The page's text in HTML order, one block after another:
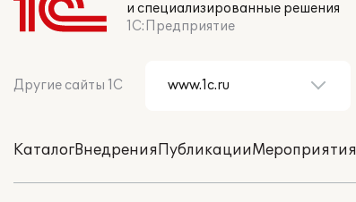
и специализированные решения
1С:Предприятие
Другие сайты 1С
КаталогВнедренияПубликацииМероприятия